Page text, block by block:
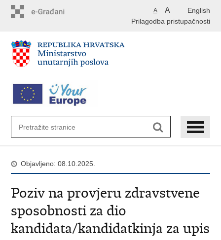
English
A A
Prilagodba pristupačnosti
Objavljeno: 08.10.2025.
Poziv na provjeru zdravstvene
sposobnosti za dio
kandidata/kandidatkinja za upis